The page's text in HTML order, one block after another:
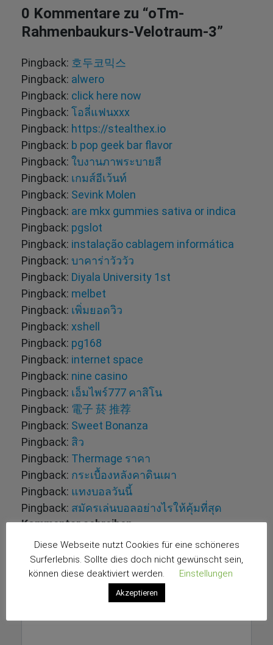
0 Kommentare zu “oTm-
Rahmenbaukurs-Velotraum-3”
Pingback: 호두코믹스
Pingback: alwero
Pingback: click here now
Pingback: โอลี่แฟนxxx
Pingback: https://stealthex.io
Pingback: b pop geek bar flavor
Pingback: ใบงานภาพระบายสี
Pingback: เกมส์อีเว้นท์
Pingback: Sevink Molen
Pingback: are mkx gummies sativa or indica
Pingback: pgslot
Pingback: instalação cablagem informática
Pingback: บาคาร่าวัววัว
Pingback: Diyala University 1st
Pingback: melbet
Pingback: เพิ่มยอดวิว
Pingback: xshell
Pingback: pg168
Pingback: internet space
Pingback: nine casino
Pingback: เอ็มไพร์777 คาสิโน
Pingback: 電子 菸 推荐
Pingback: Sweet Bonanza
Pingback: สิว
Pingback: Thermage ราคา
Pingback: กระเบื้องหลังคาดินเผา
Pingback: แทงบอลวันนี้
Pingback: สมัครเล่นบอลอย่างไรให้คุ้มที่สุด
Kommentar schreiben
Deine E-Mail-Adresse wird nicht veröffentlicht.
Erforderliche Felder sind mit*markiert
Diese Webseite nutzt Cookies für eine schöneres
Surferlebnis. Sollte dies doch nicht gewünscht sein,
können diese deaktiviert werden.
Einstellungen
Akzeptieren